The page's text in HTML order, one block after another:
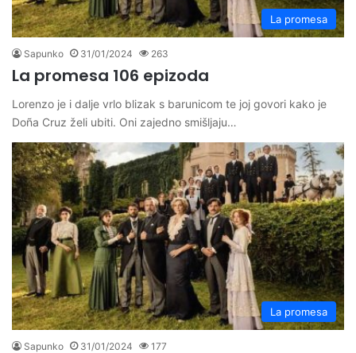
La promesa
Sapunko 31/01/2024 263
La promesa 106 epizoda
Lorenzo je i dalje vrlo blizak s barunicom te joj govori kako je
Doña Cruz želi ubiti. Oni zajedno smišljaju…
La promesa
Sapunko 31/01/2024 177